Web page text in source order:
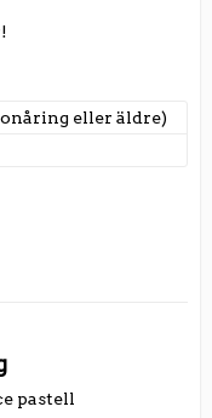
eller äldre)
pastell